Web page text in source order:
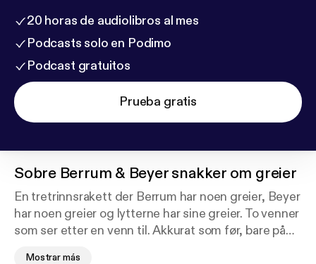
20 horas de audiolibros al mes
Podcasts solo en Podimo
Podcast gratuitos
Prueba gratis
Sobre Berrum & Beyer snakker om greier
En tretrinnsrakett der Berrum har noen greier, Beyer
har noen greier og lytterne har sine greier. To venner
som ser etter en venn til. Akkurat som før, bare på
Mostrar más